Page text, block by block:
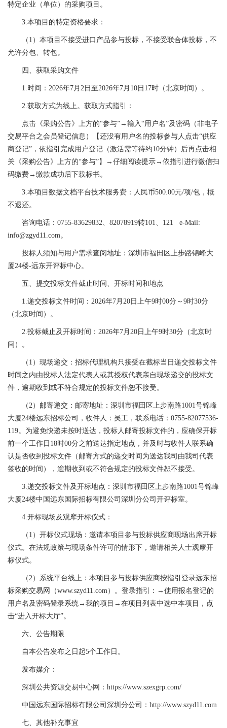
特定企业（单位）的采购项目。
3.本项目的特定资格要求：
（1）本项目不接受进口产品参与投标，不接受联合体投标，不
允许分包、转包。
四、获取采购文件
1.时间：2026年7月2日至2026年7月10日17时（北京时间）。
2.获取方式为线上。获取方式指引：
点击《采购公告》上方的“参与”→输入“用户名”及密码（非电子
交易平台之会员登记信息）【还没有用户名的投标参与人点击“供应
商登记”，依指引完成用户登记（激活需等待约10分钟）后再点击相
关《采购公告》上方的“参与”】→仔细阅读提示→依指引进行微信扫
码缴费→缴款成功后下载标书。
3.本项目数据文档平台技术服务费：人民币500.00元/项/包，概
不退还。
咨询电话：0755-83629832、82078919转101、121 e-Mail:
info@zgyd11.com。
投标人须知与用户需求查阅地址：深圳市福田区上步路锦峰大
厦24楼-远东开评标中心。
五、提交投标文件截止时间、开标时间和地点
1.递交投标文件时间：2026年7月20日上午9时00分～9时30分
（北京时间）。
2.投标截止及开标时间：2026年7月20日上午9时30分（北京时
间）。
（1）现场递交：招标代理机构只接受在截标当日递交投标文件
时间之内由投标人法定代表人或其授权代表亲自现场递交的投标文
件，逾期收到或不符合规定的投标文件恕不接受。
（2）邮寄递交：邮寄地址：深圳市福田区上步南路1001号锦峰
大厦24楼远东招标公司，收件人：吴工，联系电话：0755-82077536-
119。为避免快递未按时送达，投标人邮寄投标文件的，应确保开标
前一个工作日18时00分之前送达指定地点，并及时与收件人联系确
认是否收到投标文件（邮寄方式的递交时间为送达我司由我司代表
签收的时间），逾期收到或不符合规定的投标文件恕不接受。
3.递交投标文件及开标地点：深圳市福田区上步南路1001号锦峰
大厦24楼中国远东国际招标有限公司深圳分公司开评标室。
4.开标现场及观摩开标仪式：
（1）开标仪式现场：邀请本项目参与投标供应商现场出席开标
仪式。在法规政策与现场条件许可的情形下，邀请相关人士观摩开
标仪式。
（2）系统平台线上：本项目参与投标供应商按指引登录远东招
标采购交易网（www.szyd11.com）。登录指引：→使用报名登记的
用户名及密码登录系统→我的项目→在项目列表中选中本项目，点
击“进入开标大厅”。
六、公告期限
自本公告发布之日起5个工作日。
发布媒介：
深圳公共资源交易中心网：https://www.szexgrp.com/
中国远东国际招标有限公司深圳分公司：http://www.szyd11.com
七、其他补充事宜